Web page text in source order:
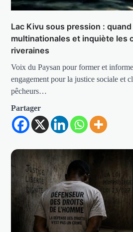
Lac Kivu sous pression :
multinationales et inquiète les
riveraines
Voix du Paysan pour former et
engagement pour la justice sociale et
pêcheurs…
Partager